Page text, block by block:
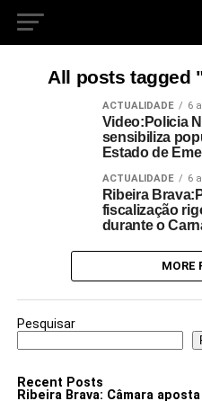
All posts tagged
ACTUALIDADE 6
Video:Policia
sensibiliza
Estado de
ACTUALIDADE 6
Ribeira
fiscalização
durante o
MORE
Pesquisar
Recent Posts
Ribeira Brava: Câmara